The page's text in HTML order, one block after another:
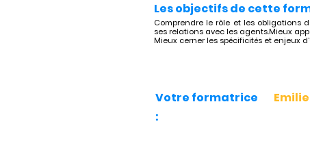
Les objectifs de cette
Comprendre le rôle et les obligations
ses relations avec les agents.Mieux
Mieux cerner les spécificités et enjeux
Votre formatrice
:
Emilie